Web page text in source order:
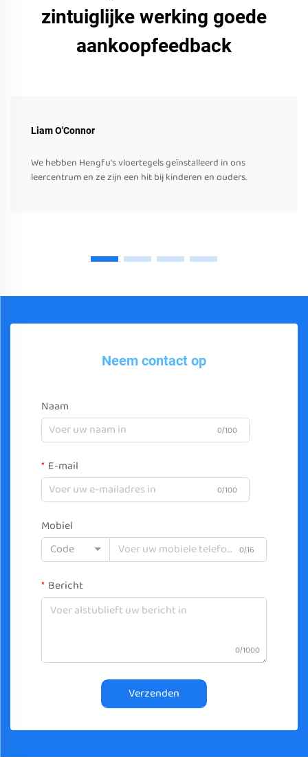
zintuiglijke werking goede
aankoopfeedback
Liam O'Connor
We hebben Hengfu's vloertegels geïnstalleerd in ons
leercentrum en ze zijn een hit bij kinderen en ouders.
Neem contact op
Naam
0/100
E-mail
0/100
Mobiel
Code
0/16
Bericht
0/1000
Verzenden